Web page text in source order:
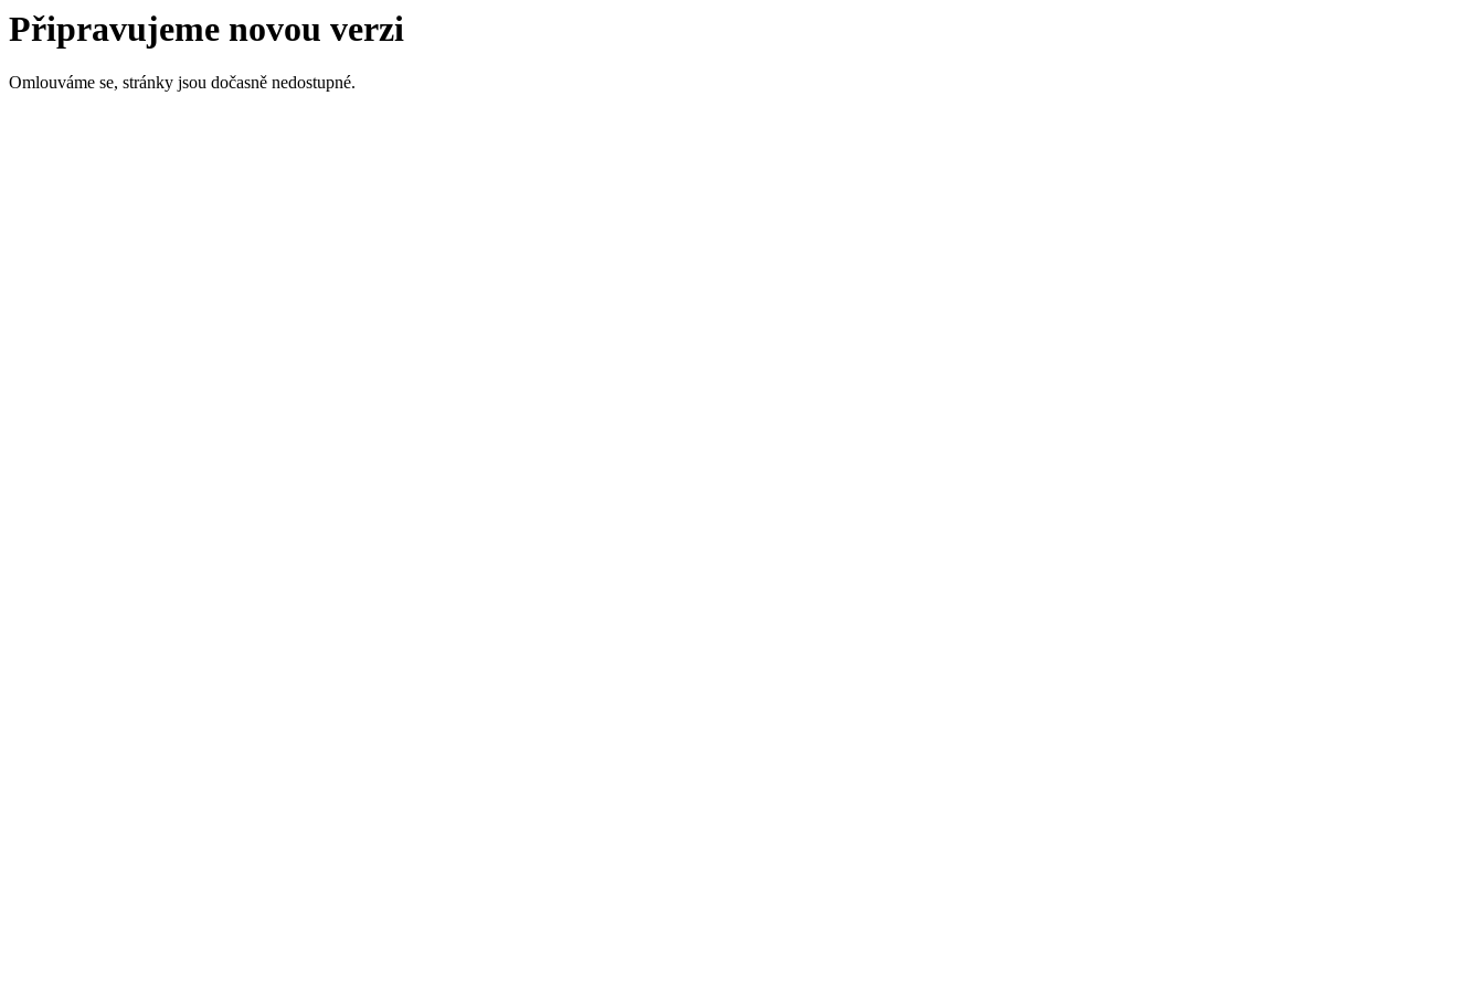
Připravujeme novou verzi
Omlouváme se, stránky jsou dočasně nedostupné.